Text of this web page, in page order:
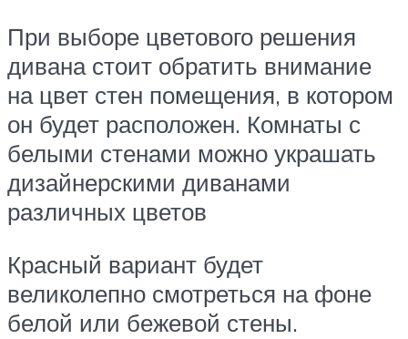
При выборе цветового решения
дивана стоит обратить внимание
на цвет стен помещения, в котором
он будет расположен. Комнаты с
белыми стенами можно украшать
дизайнерскими диванами
различных цветов
Красный вариант будет
великолепно смотреться на фоне
белой или бежевой стены.